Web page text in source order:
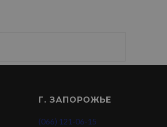
Г. ЗАПОРОЖЬЕ
(066) 121-06-15